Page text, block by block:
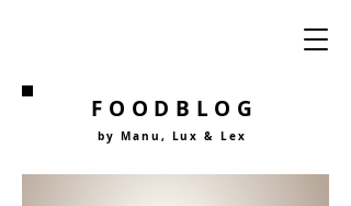
FOODBLOG
by Manu, Lux & Lex